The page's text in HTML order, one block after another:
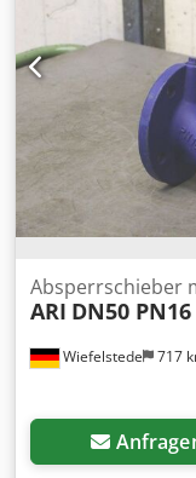
Wiefelstede 717
Absperrschieber
ARI DN50 PN16